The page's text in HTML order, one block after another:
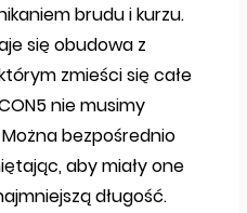
brudu i kurzu.
się obudowa z
zmieści się całe
nie musimy
bezpośrednio
aby miały one
długość.